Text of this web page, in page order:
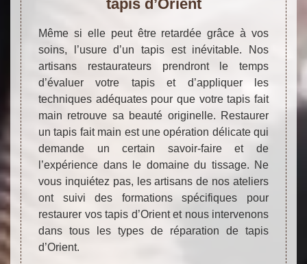
tapis d’Orient
Même si elle peut être retardée grâce à vos
soins, l’usure d’un tapis est inévitable. Nos
artisans restaurateurs prendront le temps
d’évaluer votre tapis et d’appliquer les
techniques adéquates pour que votre tapis fait
main retrouve sa beauté originelle. Restaurer
un tapis fait main est une opération délicate qui
demande un certain savoir-faire et de
l’expérience dans le domaine du tissage. Ne
vous inquiétez pas, les artisans de nos ateliers
ont suivi des formations spécifiques pour
restaurer vos tapis d’Orient et nous intervenons
dans tous les types de réparation de tapis
d’Orient.